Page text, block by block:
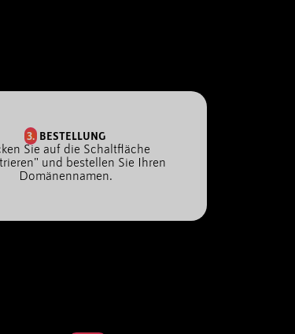
3. BESTELLUNG
Sie auf die Schaltfläche
und bestellen Sie Ihren
Domänennamen.